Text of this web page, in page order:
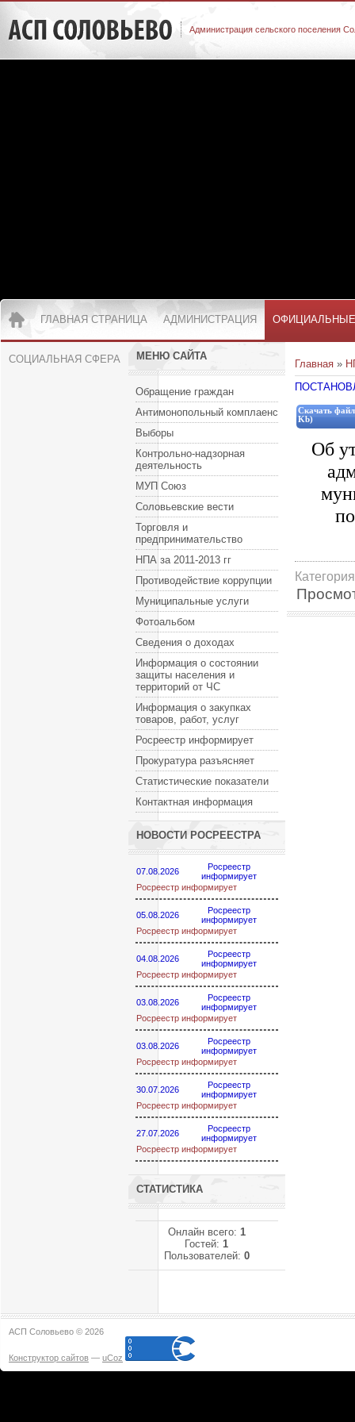
Администрация сельского поселения
ГЛАВНАЯ СТРАНИЦА АДМИНИСТРАЦИЯ
СОЦИАЛЬНАЯ СФЕРА МЕНЮ САЙТА
Обращение граждан
Антимонопольный комплаенс
Выборы
Контрольно-надзорная
деятельность
МУП Союз
Соловьевские вести
Торговля и
предпринимательство
НПА за 2011-2013 гг
Противодействие коррупции
Муниципальные услуги
Фотоальбом
Сведения о доходах
Информация о состоянии
защиты населения и
территорий от ЧС
Информация о закупках
товаров, работ, услуг
Росреестр информирует
Прокуратура разъясняет
Статистические показатели
Контактная информация
НОВОСТИ РОСРЕЕСТРА
07.08.2026
Росреестр
информирует
Росреестр информирует
05.08.2026
Росреестр
информирует
Росреестр информирует
04.08.2026
Росреестр
информирует
Росреестр информирует
03.08.2026
Росреестр
информирует
Росреестр информирует
03.08.2026
Росреестр
информирует
Росреестр информирует
30.07.2026
Росреестр
информирует
Росреестр информирует
27.07.2026
Росреестр
информирует
Росреестр информирует
СТАТИСТИКА
Онлайн всего: 1
Гостей:1
Пользователей: 0
Главная »
Скачать
Kb)
Об
Категория
АСП Соловьево © 2026
Конструктор сайтов — uCoz